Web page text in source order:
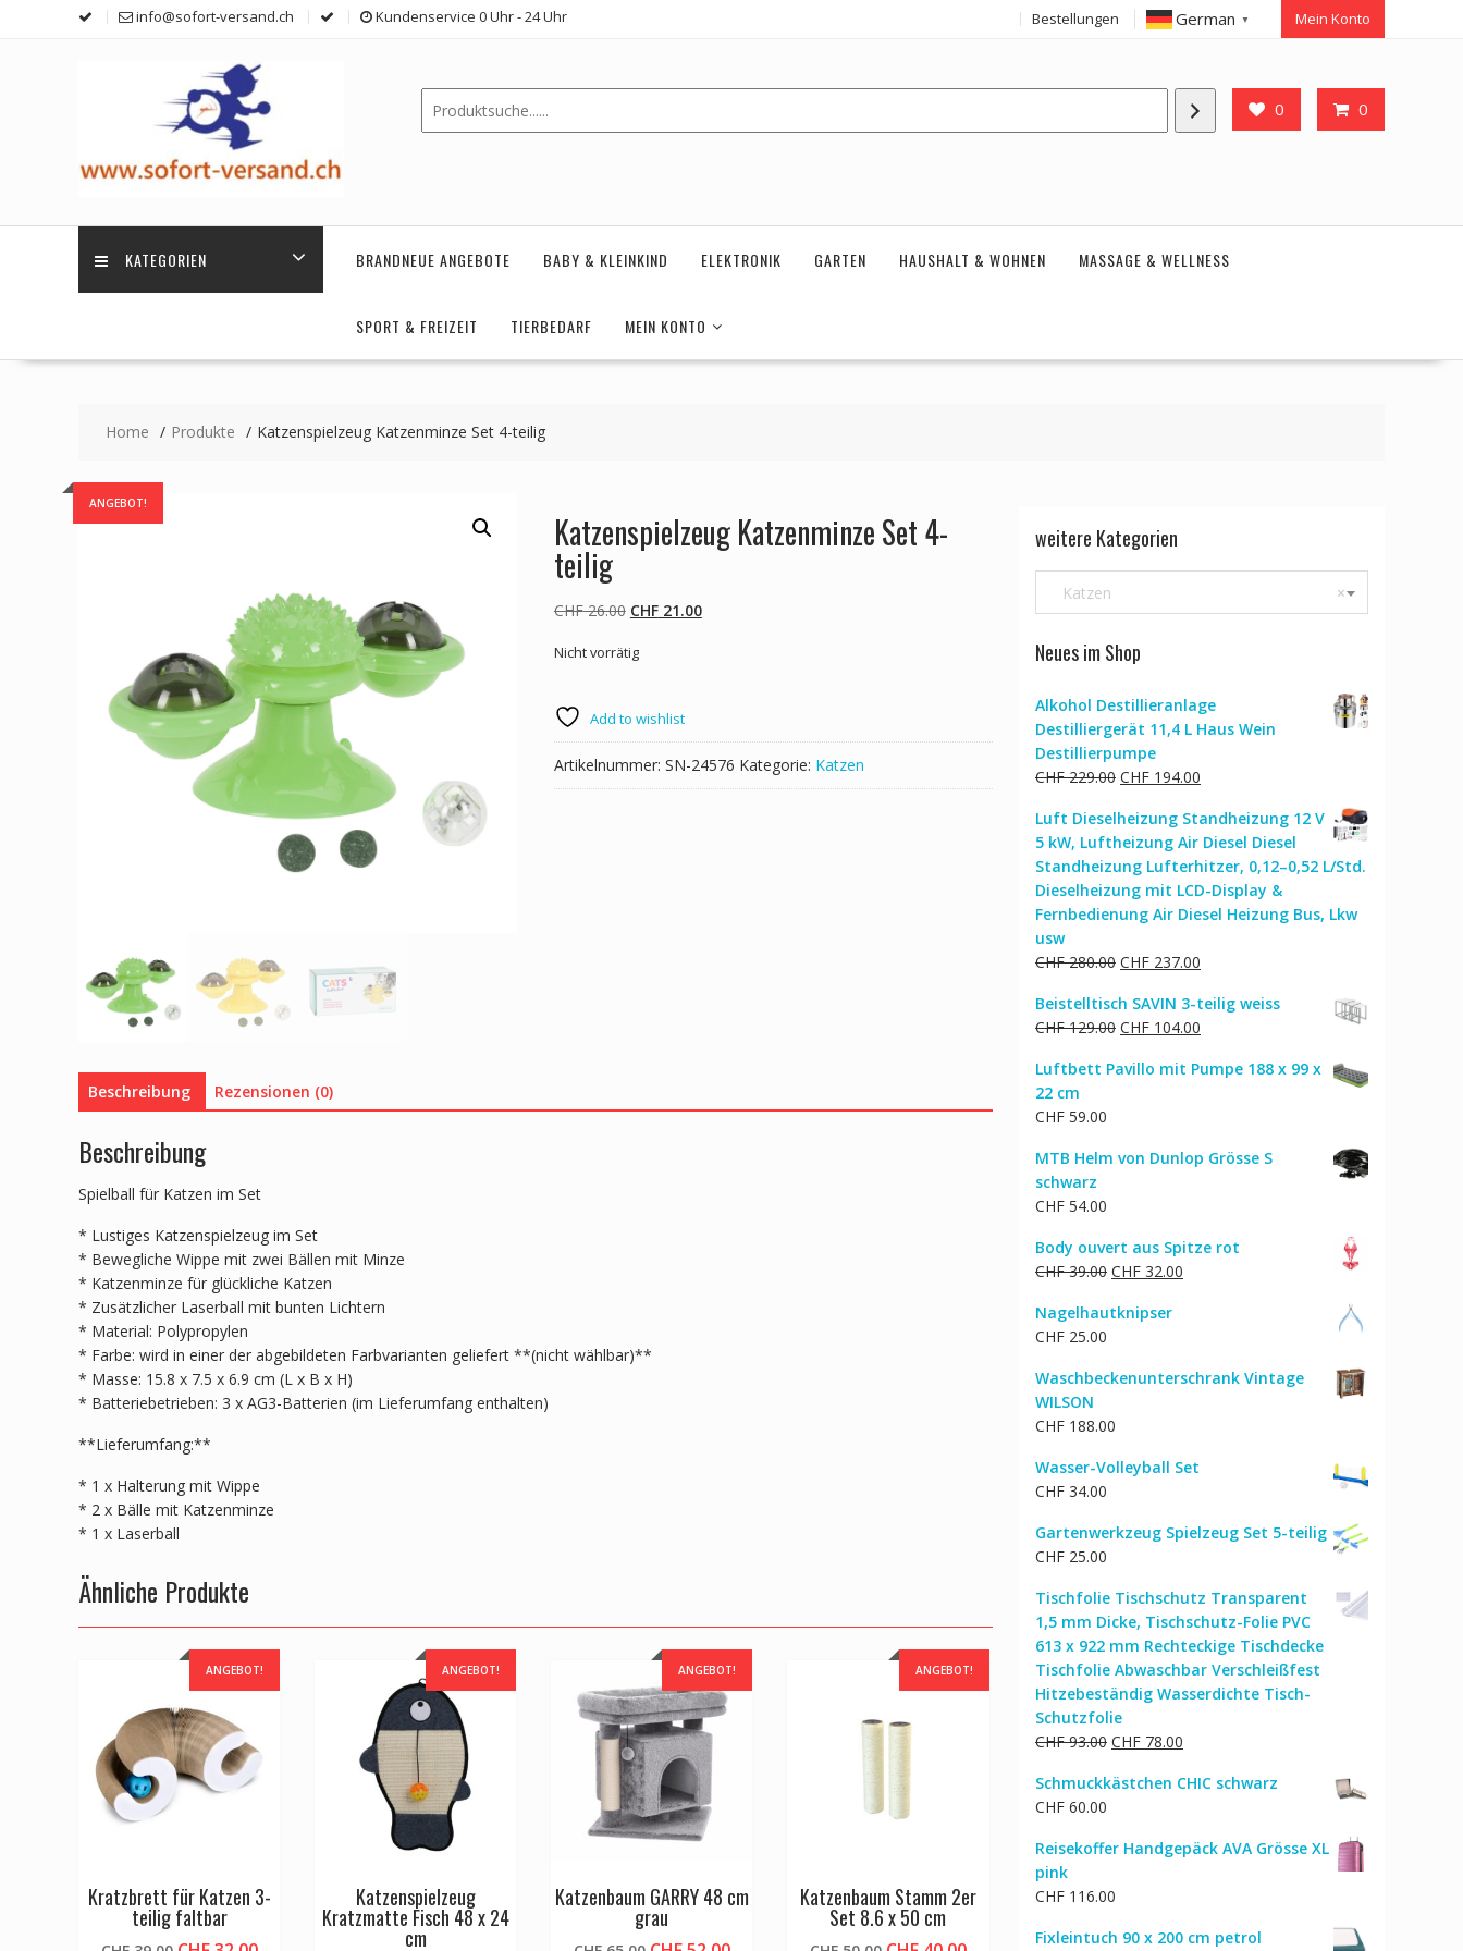
info@sofort-versand.ch Kundenservice 0 Uhr - 24 Uhr Bestellungen German ▼ Mein Konto
0 0
KATEGORIEN BRANDNEUE ANGEBOTE BABY & KLEINKIND ELEKTRONIK GARTEN HAUSHALT & WOHNEN MASSAGE & WELLNESS
SPORT & FREIZEIT TIERBEDARF MEIN KONTO
Home Produkte Katzenspielzeug Katzenminze Set 4-teilig
ANGEBOT!
Katzenspielzeug Katzenminze Set 4-
teilig
CHF26.00 Ursprünglicher
war:
CHF21.00Aktueller
Nicht vorrätig
Add to wishlist
Artikelnummer: SN-24576 Kategorie: Katzen
Beschreibung Rezensionen (0)
Beschreibung
Spielball für Katzen im Set
* Lustiges Katzenspielzeug im Set
* Bewegliche Wippe mit zwei Bällen mit Minze
* Katzenminze für glückliche Katzen
* Zusätzlicher Laserball mit bunten Lichtern
* Material: Polypropylen
* Farbe: wird in einer der abgebildeten Farbvarianten geliefert **(nicht wählbar)**
* Masse: 15.8 x 7.5 x 6.9 cm (L x B x H)
* Batteriebetrieben: 3 x AG3-Batterien (im Lieferumfang enthalten)
**Lieferumfang:**
* 1 x Halterung mit Wippe
* 2 x Bälle mit Katzenminze
* 1 x Laserball
Ähnliche Produkte
ANGEBOT!
Kratzbrett für Katzen 3-
teilig faltbar
ANGEBOT!
Katzenspielzeug
Kratzmatte Fisch 48 x 24
cm
ANGEBOT!
Katzenbaum GARRY 48 cm
grau
ANGEBOT!
Katzenbaum Stamm 2er
Set 8.6 x 50 cm
weitere Kategorien
×
Katzen
Neues im Shop
Alkohol Destillieranlage
Destilliergerät 11,4 L Haus Wein
Destillierpumpe
CHF229.00 Ursprünglicher
war:
CHF 229.00
CHF 194.00
ist:
CHF 194.00.
Luft Dieselheizung Standheizung 12 V
5 kW, Luftheizung Air Diesel Diesel
Standheizung Lufterhitzer, 0,12–0,52 L/Std.
Dieselheizung mit LCD-Display &
Fernbedienung Air Diesel Heizung Bus, Lkw
usw
CHF280.00 Ursprünglicher
war:
CHF 280.00
CHF 237.00
ist:
CHF 237.00.
Beistelltisch SAVIN 3-teilig weiss
CHF129.00 Ursprünglicher
war:
CHF 104.00
ist:
Luftbett Pavillo mit Pumpe 188 x 99 x
22 cm
CHF 59.00
MTB Helm von Dunlop Grösse S
schwarz
CHF 54.00
Body ouvert aus Spitze rot
CHF39.00 Ursprünglicher
war:
CHF 32.00
Nagelhautknipser
CHF 25.00
Waschbeckenunterschrank Vintage
WILSON
CHF 188.00
Wasser-Volleyball Set
CHF 34.00
Gartenwerkzeug Spielzeug Set 5-teilig
CHF 25.00
Tischfolie Tischschutz Transparent
1,5 mm Dicke, Tischschutz-Folie PVC
613 x 922 mm Rechteckige Tischdecke
Tischfolie Abwaschbar Verschleißfest
Hitzebeständig Wasserdichte Tisch-
Schutzfolie
CHF93.00 Ursprünglicher
war:
CHF 78.00
ist:
Schmuckkästchen CHIC schwarz
CHF 60.00
Reisekoffer Handgepäck AVA Grösse XL
pink
CHF 116.00
Fixleintuch 90 x 200 cm petrol